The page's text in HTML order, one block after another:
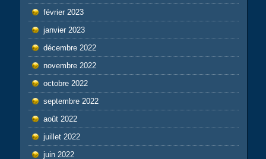
février 2023
janvier 2023
décembre 2022
novembre 2022
octobre 2022
septembre 2022
août 2022
juillet 2022
juin 2022